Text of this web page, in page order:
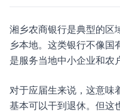
湘乡农商银行是典型的区
乡本地。这类银行不像国
是服务当地中小企业和农
对于应届生来说，这意味
基本可以干到退休。但这